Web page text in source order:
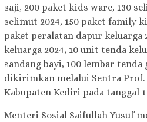
saji, 200 paket kids ware, 130
selimut 2024, 150 paket family
paket peralatan dapur keluarga
keluarga 2024, 10 unit tenda
sandang bayi, 100 lembar tenda
dikirimkan melalui Sentra Prof.
Kabupaten Kediri pada tanggal 1
Menteri Sosial Saifullah Yusuf